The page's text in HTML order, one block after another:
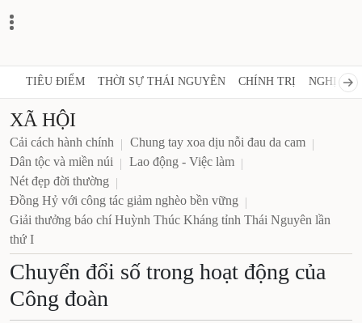
TIÊU ĐIỂM THỜI SỰ THÁI NGUYÊN CHÍNH TRỊ NGHỊ
XÃ HỘI
Cải cách hành chính
Chung tay xoa dịu nỗi đau da cam
Dân tộc và miền núi
Lao động - Việc làm
Nét đẹp đời thường
Đồng Hỷ với công tác giảm nghèo bền vững
Giải thưởng báo chí Huỳnh Thúc Kháng tỉnh Thái Nguyên lần
thứ I
Chuyển đổi số trong hoạt động của
Công đoàn